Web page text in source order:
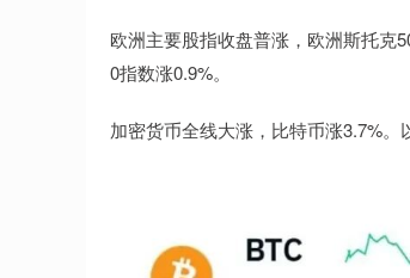
欧洲主要股指收盘普涨，欧洲斯托克
0指数涨0.9%。
加密货币全线大涨，比特币涨3.7%。